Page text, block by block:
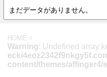
まだデータがありません。
HOME >
Warning: Undefined array
content/themes/affinger4/